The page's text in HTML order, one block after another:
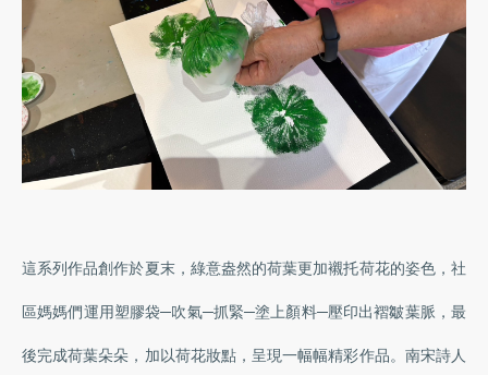
這系列作品創作於夏末，綠意盎然的荷葉更加襯托荷花的姿色，社
區媽媽們運用塑膠袋─吹氣─抓緊─塗上顏料─壓印出褶皺葉脈，最
後完成荷葉朵朵，加以荷花妝點，呈現一幅幅精彩作品。南宋詩人